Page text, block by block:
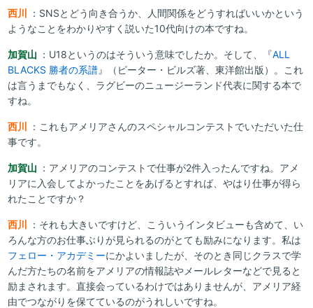
西川
：SNSとどう向き合うか、人間関係をどうすればいいかという
ようなことをわかりやすく説いた10代向けの本ですね。
加賀山 ：U18というのはそういう意味でしたか。そして、『ALL
BLACKS 勝者の系譜』（ピーター・ビルズ著、東洋館出版）。これ
は言うまでもなく、ラグビーのニュージーランド代表に関する本で
すね。
西川
：これもアメリアさんのスペシャルコンテストでいただいた仕
事です。
加賀山 ：アメリアのコンテストで仕事が2件入ったんですね。アメ
リアに入会してよかったことをあげるとすれば、やはり仕事が得ら
れたことですか？
西川
：それも大きいですけど、こういうインタビューも含めて、い
ろんな方のお仕事ぶりが見られるのがとても励みになります。私は
フェロー・アカデミーにかよいましたが、そのとき同じクラスで学
んだ方たちの名前をアメリアの情報誌やメールレターなどで見ると
励まされます。直接会っているわけではありませんが、アメリア経
由でつながりを保てているのがうれしいですね。